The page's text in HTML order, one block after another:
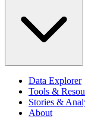
Data Explorer
Tools &
Stories &
About